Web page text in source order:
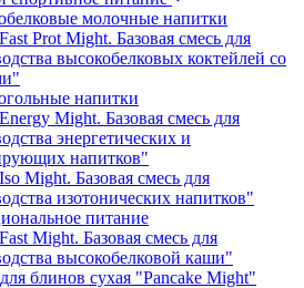
молочные напитки
Prot Might. Базовая смесь для
высокобелковых коктейлей со
напитки
Might. Базовая смесь для
энергетических и
напитков"
Might. Базовая смесь для
изотонических напитков"
питание
Might. Базовая смесь для
высокобелковой каши"
блинов сухая "Pancake Might"